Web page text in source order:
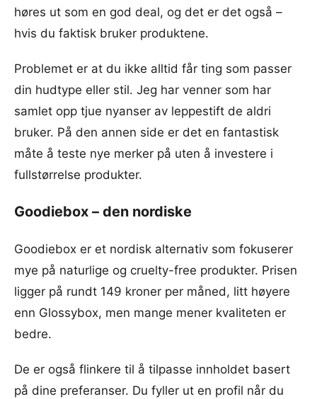
høres ut som en god deal, og det er det også –
hvis du faktisk bruker produktene.
Problemet er at du ikke alltid får ting som passer
din hudtype eller stil. Jeg har venner som har
samlet opp tjue nyanser av leppestift de aldri
bruker. På den annen side er det en fantastisk
måte å teste nye merker på uten å investere i
fullstørrelse produkter.
Goodiebox – den nordiske
Goodiebox er et nordisk alternativ som fokuserer
mye på naturlige og cruelty-free produkter. Prisen
ligger på rundt 149 kroner per måned, litt høyere
enn Glossybox, men mange mener kvaliteten er
bedre.
De er også flinkere til å tilpasse innholdet basert
på dine preferanser. Du fyller ut en profil når du